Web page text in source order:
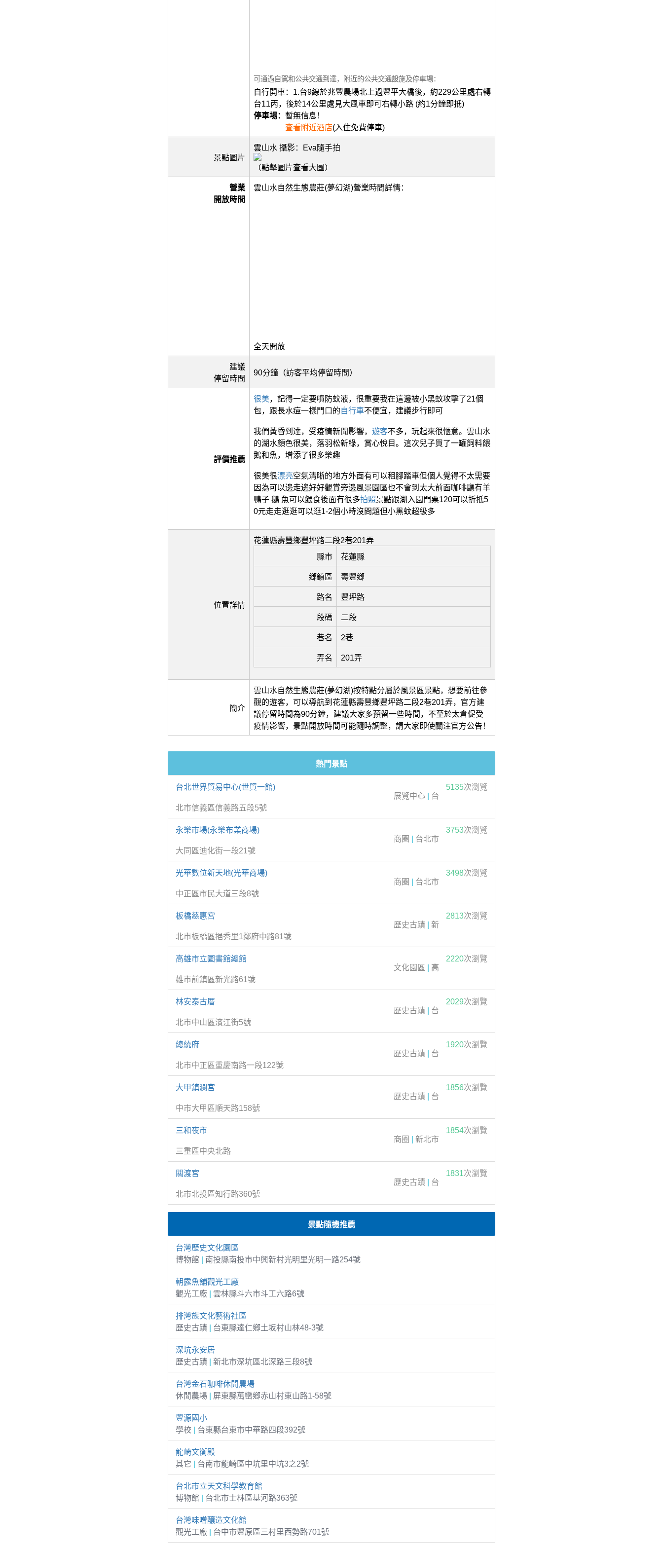
可通過自駕和公共交通到達，附近的公共交通設施及停車場：
自行開車：1.台9線於兆豐農場北上過豐平大橋後，約229公里處右轉
台11丙，後於14公里處見大風車即可右轉小路 (約1分鐘即抵)
停車場： 暫無信息！
查看附近酒店(入住免費停車)
景點圖片
雲山水 攝影：Eva隨手拍
（點擊圖片查看大圖）
營業
開放時間
雲山水自然生態農莊(夢幻湖)營業時間詳情：
全天開放
建議
停留時間
90分鐘（訪客平均停留時間）
評價推薦
很美，記得一定要噴防蚊液，很重要我在這邊被小黑蚊攻擊了21個
包，跟長水痘一樣門口的自行車不便宜，建議步行即可
我們黃昏到達，受疫情新聞影響， 遊客不多，玩起來很愜意。雲山水
的湖水顏色很美，落羽松新綠，賞心悅目。這次兒子買了一罐飼料餵
鵝和魚，增添了很多樂趣
很美很漂亮空氣清晰的地方外面有可以租腳踏車但個人覺得不太需要
因為可以邊走邊好好觀賞旁邊風景園區也不會到太大前面咖啡廳有羊
鴨子 鵝 魚可以餵食後面有很多拍照景點跟湖入園門票120可以折抵5
0元走走逛逛可以逛1-2個小時沒問題但小黑蚊超級多
位置詳情
花蓮縣壽豐鄉豐坪路二段2巷201弄
縣市
花蓮縣
鄉鎮區 壽豐鄉
路名 豐坪路
段碼 二段
巷名 2巷
弄名 201弄
簡介
雲山水自然生態農莊(夢幻湖)按特點分屬於風景區景點，想要前往參
觀的遊客，可以導航到花蓮縣壽豐鄉豐坪路二段2巷201弄，官方建
議停留時間為90分鐘，建議大家多預留一些時間，不至於太倉促受
疫情影響，景點開放時間可能隨時調整，請大家即使關注官方公告！
熱門景點
台北世界貿易中心(世貿一館) 5135次瀏覽
展覽中心
台
北市信義區信義路五段5號
永樂市場(永樂布業商場) 3753次瀏覽
商圈
台北市
大同區迪化街一段21號
光華數位新天地(光華商場) 3498次瀏覽
商圈
台北市
中正區市民大道三段8號
板橋慈惠宮 2813次瀏覽
歷史古蹟
新
北市板橋區挹秀里1鄰府中路81號
高雄市立圖書館總館 2220次瀏覽
文化園區
高
雄市前鎮區新光路61號
林安泰古厝 2029次瀏覽
歷史古蹟
台
北市中山區濱江街5號
總統府 1920次瀏覽
歷史古蹟
台
北市中正區重慶南路一段122號
大甲鎮瀾宮 1856次瀏覽
歷史古蹟
台
中市大甲區順天路158號
三和夜市 1854次瀏覽
商圈
新北市
三重區中央北路
關渡宮 1831次瀏覽
歷史古蹟
台
北市北投區知行路360號
景點隨機推薦
台灣歷史文化園區
博物館
南投縣南投市中興新村光明里光明一路254號
朝露魚舖觀光工廠
觀光工廠
雲林縣斗六市斗工六路6號
排灣族文化藝術社區
歷史古蹟
台東縣達仁鄉土坂村山林48-3號
深坑永安居
歷史古蹟
新北市深坑區北深路三段8號
台灣金石咖啡休閒農場
休閒農場
屏東縣萬巒鄉赤山村東山路1-58號
豐源國小
學校
台東縣台東市中華路四段392號
龍崎文衡殿
其它
台南市龍崎區中坑里中坑3之2號
台北市立天文科學教育館
博物館
台北市士林區基河路363號
台灣味噌釀造文化館
觀光工廠
台中市豐原區三村里西勢路701號